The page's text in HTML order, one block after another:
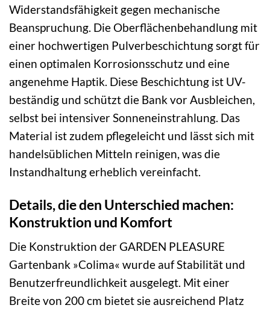
Widerstandsfähigkeit gegen mechanische
Beanspruchung. Die Oberflächenbehandlung mit
einer hochwertigen Pulverbeschichtung sorgt für
einen optimalen Korrosionsschutz und eine
angenehme Haptik. Diese Beschichtung ist UV-
beständig und schützt die Bank vor Ausbleichen,
selbst bei intensiver Sonneneinstrahlung. Das
Material ist zudem pflegeleicht und lässt sich mit
handelsüblichen Mitteln reinigen, was die
Instandhaltung erheblich vereinfacht.
Details, die den Unterschied machen:
Konstruktion und Komfort
Die Konstruktion der GARDEN PLEASURE
Gartenbank »Colima« wurde auf Stabilität und
Benutzerfreundlichkeit ausgelegt. Mit einer
Breite von 200 cm bietet sie ausreichend Platz